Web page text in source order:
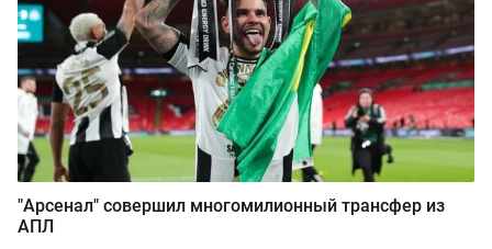
"Арсенал" совершил многомилионный трансфер из
АПЛ